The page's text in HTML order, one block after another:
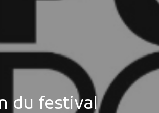
publics
par l'Europe
du festival